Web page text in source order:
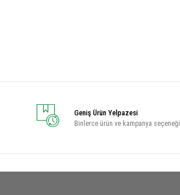
Geniş Ürün Yelpazesi
Binlerce ürün ve kampanya seçeneği